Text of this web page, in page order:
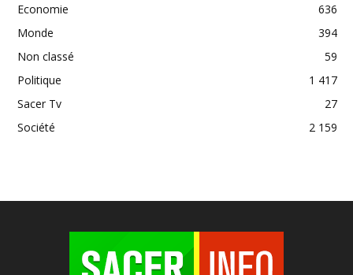
Economie
636
Monde
394
Non classé
59
Politique
1 417
Sacer Tv
27
Société
2 159